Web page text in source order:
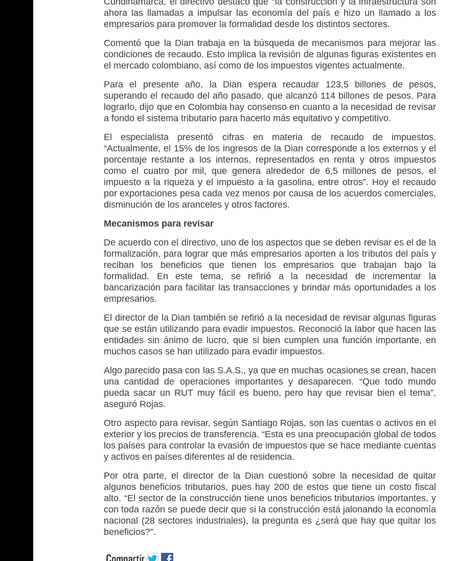
ahora las llamadas a impulsar las economía del país e hizo un llamado a los
empresarios para promover la formalidad desde los distintos sectores.
Comentó que la Dian trabaja en la búsqueda de mecanismos para mejorar las
condiciones de recaudo. Esto implica la revisión de algunas figuras existentes en
el mercado colombiano, así como de los impuestos vigentes actualmente.
Para el presente año, la Dian espera recaudar 123,5 billones de pesos,
superando el recaudo del año pasado, que alcanzó 114 billones de pesos. Para
lograrlo, dijo que en Colombia hay consenso en cuanto a la necesidad de revisar
a fondo el sistema tributario para hacerlo más equitativo y competitivo.
El especialista presentó cifras en materia de recaudo de impuestos.
“Actualmente, el 15% de los ingresos de la Dian corresponde a los externos y el
porcentaje restante a los internos, representados en renta y otros impuestos
como el cuatro por mil, que genera alrededor de 6,5 millones de pesos, el
impuesto a la riqueza y el impuesto a la gasolina, entre otros”. Hoy el recaudo
por exportaciones pesa cada vez menos por causa de los acuerdos comerciales,
disminución de los aranceles y otros factores.
Mecanismos para revisar
De acuerdo con el directivo, uno de los aspectos que se deben revisar es el de la
formalización, para lograr que más empresarios aporten a los tributos del país y
reciban los beneficios que tienen los empresarios que trabajan bajo la
formalidad. En este tema, se refirió a la necesidad de incrementar la
bancarización para facilitar las transacciones y brindar más oportunidades a los
empresarios.
El director de la Dian también se refirió a la necesidad de revisar algunas figuras
que se están utilizando para evadir impuestos. Reconoció la labor que hacen las
entidades sin ánimo de lucro, que si bien cumplen una función importante, en
muchos casos se han utilizado para evadir impuestos.
Algo parecido pasa con las S.A.S., ya que en muchas ocasiones se crean, hacen
una cantidad de operaciones importantes y desaparecen. “Que todo mundo
pueda sacar un RUT muy fácil es bueno, pero hay que revisar bien el tema”,
aseguró Rojas.
Otro aspecto para revisar, según Santiago Rojas, son las cuentas o activos en el
exterior y los precios de transferencia. “Esta es una preocupación global de todos
los países para controlar la evasión de impuestos que se hace mediante cuentas
y activos en países diferentes al de residencia.
Por otra parte, el director de la Dian cuestionó sobre la necesidad de quitar
algunos beneficios tributarios, pues hay 200 de estos que tiene un costo fiscal
alto. “El sector de la construcción tiene unos beneficios tributarios importantes, y
con toda razón se puede decir que si la construcción está jalonando la economía
nacional (28 sectores industriales), la pregunta es ¿será que hay que quitar los
beneficios?”.